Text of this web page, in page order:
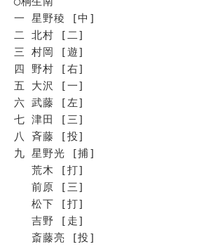
一 星野稜 [中]
二 北村 [二]
三 村岡 [遊]
四 野村 [右]
五 大沢 [一]
六 武藤 [左]
七 津田 [三]
八 斉藤 [投]
九 星野光 [捕]
荒木 [打]
前原 [三]
松下 [打]
吉野 [走]
斎藤亮 [投]